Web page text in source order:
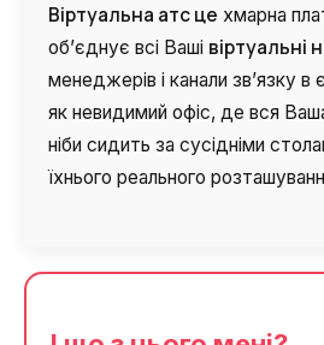
Віртуальна атс це хмарна
об’єднує всі Ваші віртуальні
менеджерів і канали зв’язку
як невидимий офіс, де вся
ніби сидить за сусідніми
їхнього реального